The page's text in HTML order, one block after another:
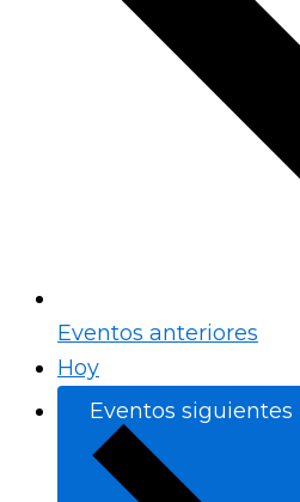
Eventos anteriores
Hoy
Eventos siguientes